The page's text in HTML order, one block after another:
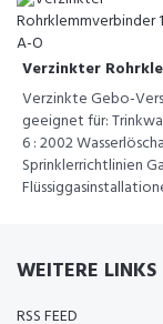
Verzinkter
Verzinkte Gebo-
geeignet für:
6 : 2002
Sprinklerrichtlinien
WEITERE LINKS
RSS FEED